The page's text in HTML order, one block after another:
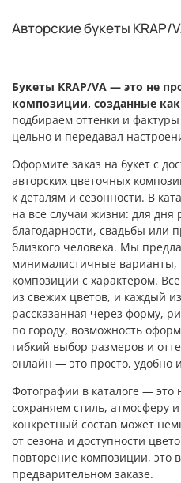
Авторские букеты KRAP/
Букеты KRAP/VA — это не
композиции, созданные
подбираем оттенки и
цельно и передавал
Оформите заказ на букет с
авторских цветочных
к деталям и сезонности. В
на все случаи жизни: для дня
благодарности, свадьбы или
близкого человека. Мы
минималистичные варианты,
композиции с характером.
из свежих цветов, и каждый
рассказанная через форму,
по городу, возможность
гибкий выбор размеров и
онлайн — это просто, удобно
Фотографии в каталоге —
сохраняем стиль, атмосферу
конкретный состав может
от сезона и доступности
повторение композиции, это
предварительном заказе.